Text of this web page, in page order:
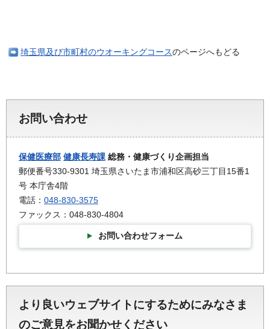
埼玉県及び市町村のウオーキングコースのページへもどる
お問い合わせ
保健医療部 健康長寿課 総務・健康づくり企画担当
郵便番号330-9301 埼玉県さいたま市浦和区高砂三丁目15番1
号 本庁舎4階
電話： 048-830-3575
ファックス：048-830-4804
お問い合わせフォーム
より良いウェブサイトにするためにみなさま
のご意見をお聞かせください